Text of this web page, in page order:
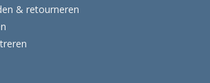
& retourneren